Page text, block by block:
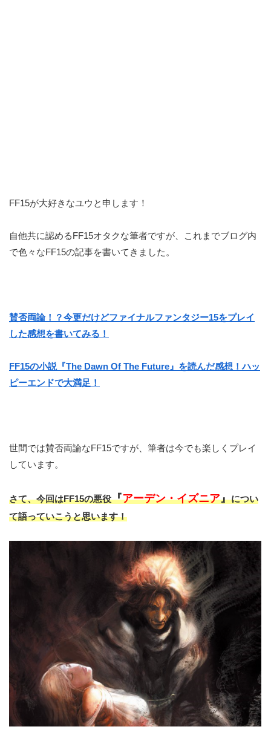
FF15が大好きなユウと申します！
自他共に認めるFF15オタクな筆者ですが、これまでブログ内
で色々なFF15の記事を書いてきました。
賛否両論！？今更だけどファイナルファンタジー15をプレイ
した感想を書いてみる！
FF15の小説『The Dawn Of The Future』を読んだ感想！ハッ
ピーエンドで大満足！
世間では賛否両論なFF15ですが、筆者は今でも楽しくプレイ
しています。
さて、今回はFF15の悪役『アーデン・イズニア』につい
て語っていこうと思います！